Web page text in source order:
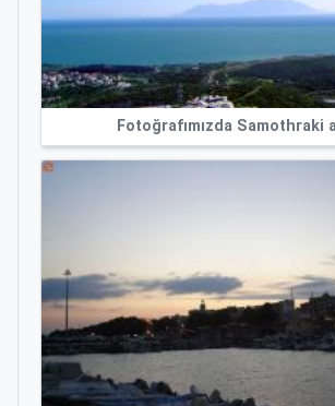
Fotoğrafımızda Samothraki